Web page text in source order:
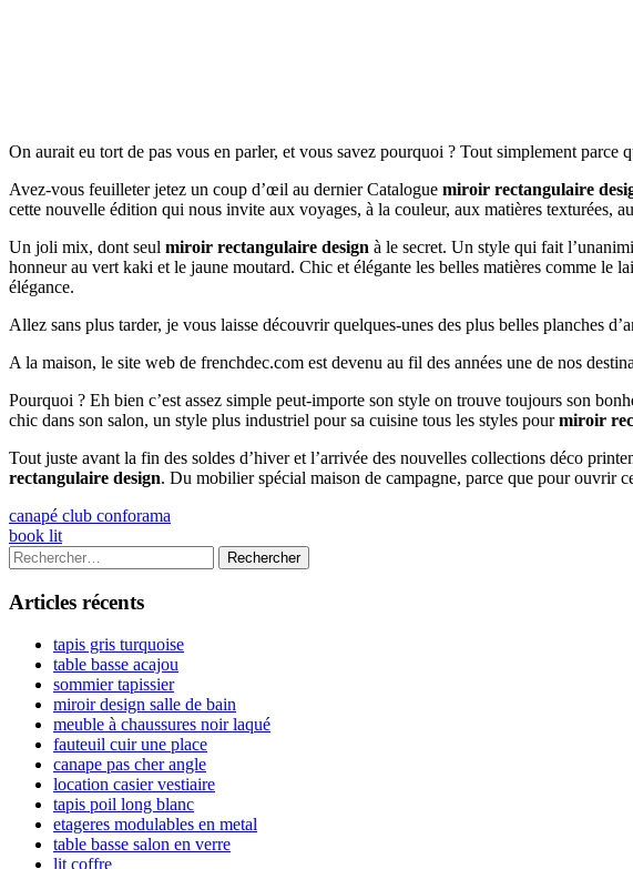
On aurait eu tort de pas vous en parler, et vous savez pourquoi ? Tout simplement parce
Avez-vous feuilleter jetez un coup d’œil au dernier Catalogue miroir rectangulaire
cette nouvelle édition qui nous invite aux voyages, à la couleur, aux matières texturées,
Un joli mix, dont seul miroir rectangulaire design à le secret. Un style qui fait
honneur au vert kaki et le jaune moutard. Chic et élégante les belles matières comme
élégance.
Allez sans plus tarder, je vous laisse découvrir quelques-unes des plus belles planches
A la maison, le site web de frenchdec.com est devenu au fil des années une de nos
Pourquoi ? Eh bien c’est assez simple peut-importe son style on trouve toujours son
chic dans son salon, un style plus industriel pour sa cuisine tous les styles pourmiroir
Tout juste avant la fin des soldes d’hiver et l’arrivée des nouvelles collections déco
rectangulaire design. Du mobilier spécial maison de campagne, parce que pour ouvrir
Navigation
de
l’article
Previous
article:
canapé club conforama
Next
article:
book lit
Colonne
latérale
principale
Rechercher :
Articles récents
tapis gris turquoise
table basse acajou
sommier tapissier
miroir design salle de bain
meuble à chaussures noir laqué
fauteuil cuir une place
canape pas cher angle
location casier vestiaire
tapis poil long blanc
etageres modulables en metal
table basse salon en verre
lit coffre